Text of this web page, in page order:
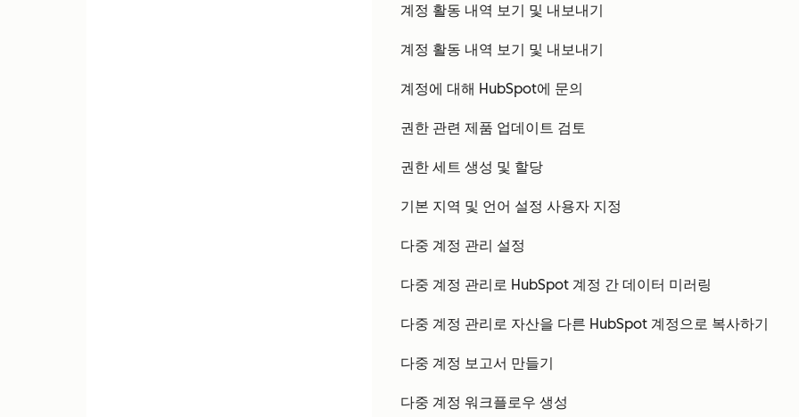
계정 활동 내역 보기 및 내보내기
계정 활동 내역 보기 및 내보내기
계정에 대해 HubSpot에 문의
권한 관련 제품 업데이트 검토
권한 세트 생성 및 할당
기본 지역 및 언어 설정 사용자 지정
다중 계정 관리 설정
다중 계정 관리로 HubSpot 계정 간 데이터 미러링
다중 계정 관리로 자산을 다른 HubSpot 계정으로 복사하기
다중 계정 보고서 만들기
다중 계정 워크플로우 생성